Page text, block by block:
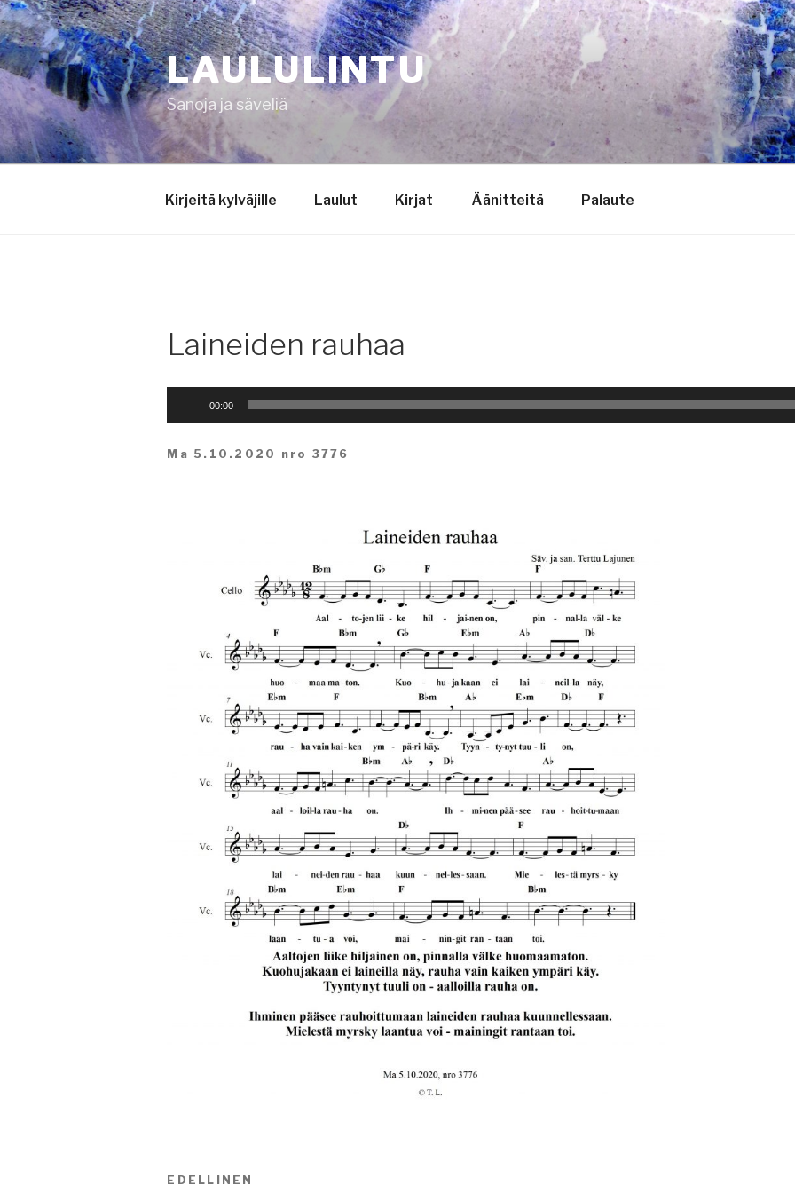
Siirry
sisältöön
LAULULINTU
Sanoja ja säveliä
Kirjeitä kylväjille Laulut Kirjat Äänitteitä Palaute
Laineiden rauhaa
Äänitoistin
00:00
Ma 5.10.2020 nro 3776
Artikkelien
Edellinen
EDELLINEN